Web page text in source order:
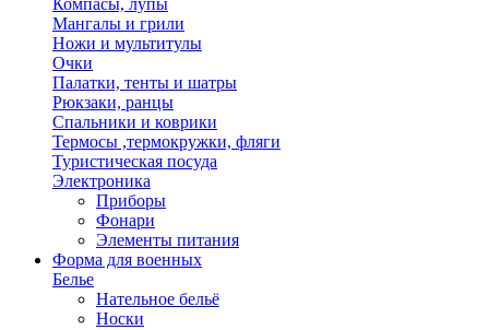
Компасы, лупы
Мангалы и грили
Ножи и мультитулы
Очки
Палатки, тенты и шатры
Рюкзаки, ранцы
Спальники и коврики
Термосы ,термокружки, фляги
Туристическая посуда
Электроника
Приборы
Фонари
Элементы питания
Форма для военных
Белье
Нательное бельё
Носки